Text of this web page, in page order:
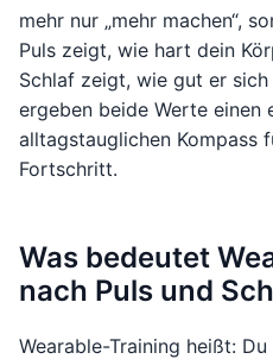
mehr nur „mehr machen“,
Puls zeigt, wie hart dein
Schlaf zeigt, wie gut er
ergeben beide Werte einen
alltagstauglichen Kompass
Fortschritt.
Was bedeutet
nach Puls und
Wearable-Training heißt: